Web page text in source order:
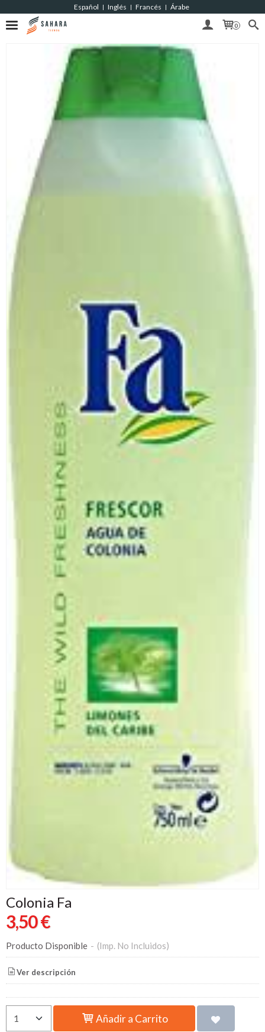
Español | Inglés | Francés | Árabe
0
Colonia Fa
3,50 €
Producto Disponible - (Imp. No Incluidos)
Ver descripción
Añadir a Carrito